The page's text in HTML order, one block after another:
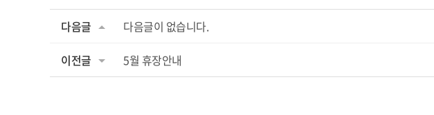
다음글 다음글이 없습니다.
이전글 5월 휴장안내